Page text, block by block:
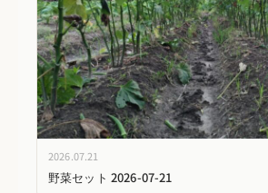
2026.07.21
野菜セット 2026-07-21